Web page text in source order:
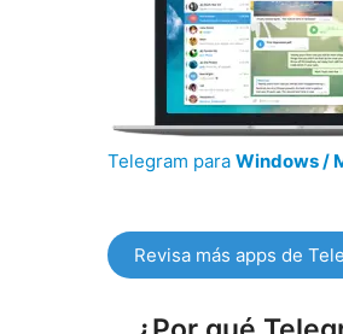
Telegram para Windows /
Revisa más apps de